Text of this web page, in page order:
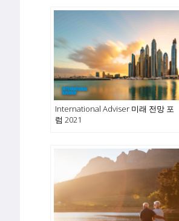
International Adviser 미래 전망 포
럼 2021